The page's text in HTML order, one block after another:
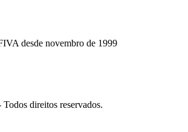
desde novembro de 1999
direitos reservados.